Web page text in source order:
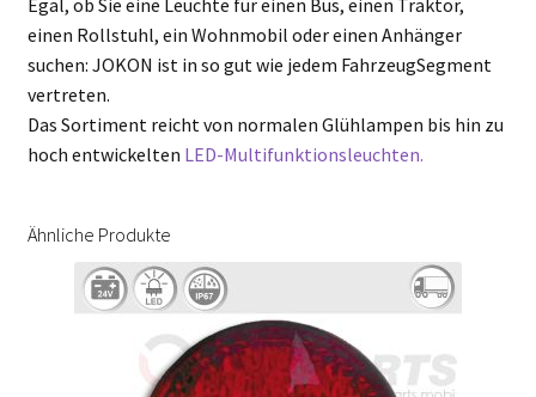
Egal, ob Sie eine Leuchte für einen Bus, einen Traktor,
einen Rollstuhl, ein Wohnmobil oder einen Anhänger
suchen: JOKON ist in so gut wie jedem FahrzeugSegment
vertreten.
Das Sortiment reicht von normalen Glühlampen bis hin zu
hoch entwickelten LED-Multifunktionsleuchten.
Ähnliche Produkte